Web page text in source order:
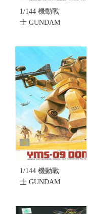
1/144 機動戰
士 GUNDAM
NO.012 MS-
TANK(不挑
盒況)(售完缺
貨...
售價:0
1/144 機動戰
士 GUNDAM
NO.015